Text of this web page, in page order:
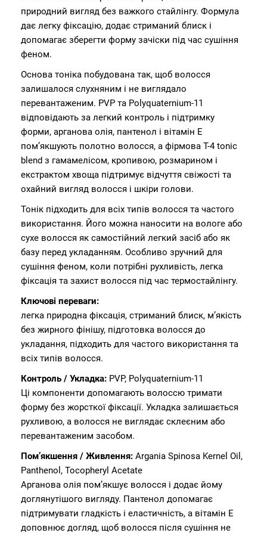
природний вигляд без важкого стайлінгу. Формула
дає легку фіксацію, додає стриманий блиск і
допомагає зберегти форму зачіски під час сушіння
феном.
Основа тоніка побудована так, щоб волосся
залишалося слухняним і не виглядало
перевантаженим. PVP та Polyquaternium-11
відповідають за легкий контроль і підтримку
форми, арганова олія, пантенол і вітамін Е
пом’якшують полотно волосся, а фірмова T-4 tonic
blend з гамамелісом, кропивою, розмарином і
екстрактом хвоща підтримує відчуття свіжості та
охайний вигляд волосся і шкіри голови.
Тонік підходить для всіх типів волосся та частого
використання. Його можна наносити на вологе або
сухе волосся як самостійний легкий засіб або як
базу перед укладанням. Особливо зручний для
сушіння феном, коли потрібні рухливість, легка
фіксація та захист волосся під час термостайлінгу.
Ключові переваги:
легка природна фіксація, стриманий блиск, м’якість
без жирного фінішу, підготовка волосся до
укладання, підходить для частого використання та
всіх типів волосся.
Контроль / Укладка: PVP, Polyquaternium-11
Ці компоненти допомагають волоссю тримати
форму без жорсткої фіксації. Укладка залишається
рухливою, а волосся не виглядає склеєним або
перевантаженим засобом.
Пом’якшення / Живлення: Argania Spinosa Kernel Oil,
Panthenol, Tocopheryl Acetate
Арганова олія пом’якшує волосся і додає йому
доглянутішого вигляду. Пантенол допомагає
підтримувати гладкість і еластичність, а вітамін Е
доповнює догляд, щоб волосся після сушіння не